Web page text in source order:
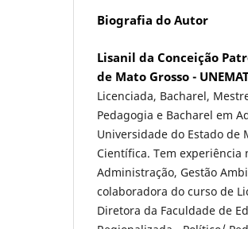
Biografia do Autor
Lisanil da Conceição
de Mato Grosso -
Licenciada, Bacharel,
Pedagogia e Bacharel em
Universidade do Estado de
Científica. Tem experiência
Administração, Gestão
colaboradora do curso de
Diretora da Faculdade de